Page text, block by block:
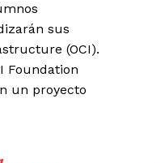
sus
(OCI).
Foundation
un proyecto